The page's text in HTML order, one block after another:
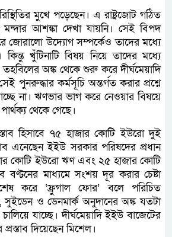
মুখে পড়েছেন। এ রাষ্ট্রজোট গঠিত
আশঙ্কা দেখা যায়নি। সেই বিপদ
জোরালো উদ্যোগ সম্পর্কেও তাদের মধ্যে
খুঁটিনাটি বিষয় নিয়ে তাদের মধ্যে
অঙ্ক থেকে শুরু করে দীর্ঘমেয়াদি
পুনরুদ্ধার কর্মসূচি অন্তর্গত করার প্রশ্নে
না। ঋণভার ভাগ করে নেওয়ার বিষয়ে
থেকে গেছে।
হিসাবে ৭৫ হাজার কোটি ইউরো দুই
এনেছেন ইইউ সরকার পরিষদের প্রধান
কোটি ইউরো ঋণ এবং ২৫ হাজার কোটি
বণ্টনের মাধ্যমে সংশয় দূর করার চেষ্টা
করে ‘ফ্রুগাল ফোর’ বলে পরিচিত
সুইডেন ও ডেনমার্ক অনুদানের অঙ্ক যতটা
যাচ্ছে। দীর্ঘমেয়াদি ইইউ বাজেটের
দিয়েছেন মিশেল।